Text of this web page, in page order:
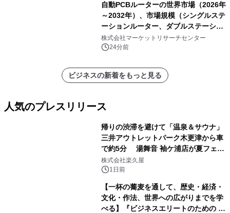
自動PCBルーターの世界市場（2026年
～2032年）、市場規模（シングルステ
ーションルーター、ダブルステーショ
ンルーター）・分析レポートを発表
株式会社マーケットリサーチセンター
24分前
ビジネスの新着をもっと見る
人気のプレスリリース
帰りの渋滞を避けて「温泉＆サウナ」
三井アウトレットパーク木更津から車
で約5分 湯舞音 袖ケ浦店が夏フェア
メニューを提供
株式会社楽久屋
1日前
【一杯の蕎麦を通して、歴史・経済・
文化・作法、世界への広がりまでを学
べる】『ビジネスエリートのための 教